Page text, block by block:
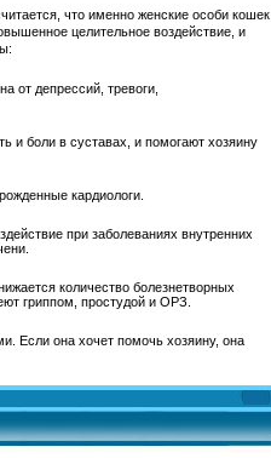
что именно женские особи кошек
целительное воздействие, и
от депрессий, тревоги,
и боли в суставах, и помогают хозяину
кардиологи.
при заболеваниях внутренних
количество болезнетворных
гриппом, простудой и ОРЗ.
Если она хочет помочь хозяину, она